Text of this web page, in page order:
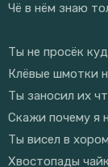
Чё в нём знаю
Ты не просёк
Клёвые шмотки
Ты заносил их
Скажи почему я
Ты висел в
Хвостопады